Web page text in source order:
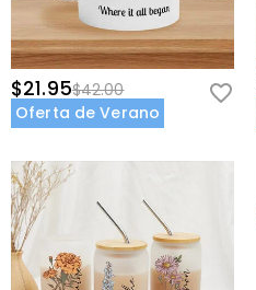
$21.95$42.00
Oferta de Verano